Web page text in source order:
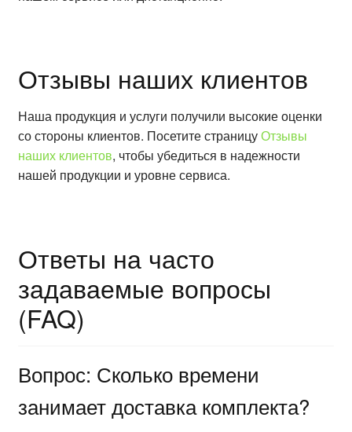
Отзывы наших клиентов
Наша продукция и услуги получили высокие оценки
со стороны клиентов. Посетите страницуОтзывы
наших клиентов, чтобы убедиться в надежности
нашей продукции и уровне сервиса.
Ответы на часто
задаваемые вопросы
(FAQ)
Вопрос: Сколько времени
занимает доставка комплекта?